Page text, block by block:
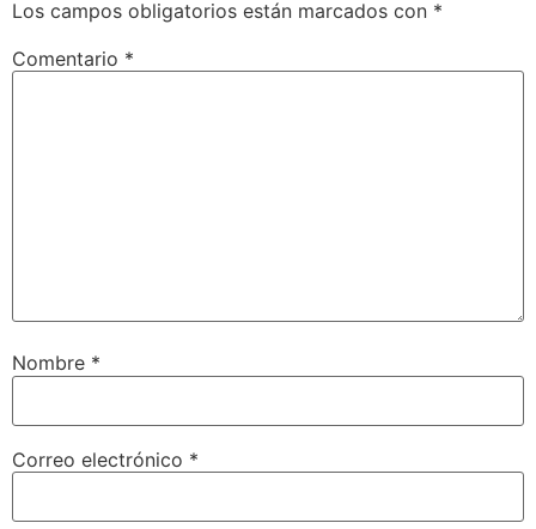
Los campos obligatorios están marcados con *
Comentario *
Nombre *
Correo electrónico *